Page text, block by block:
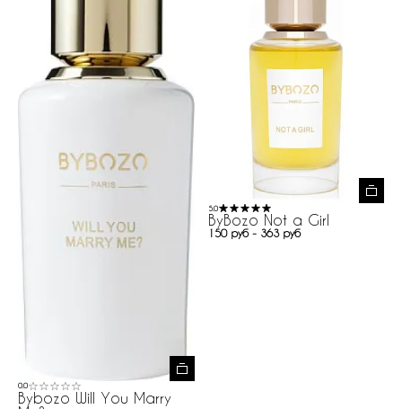
0.0
Bybozo Will You Marry
5.0
ByBozo Not a Girl
150 руб - 363 руб